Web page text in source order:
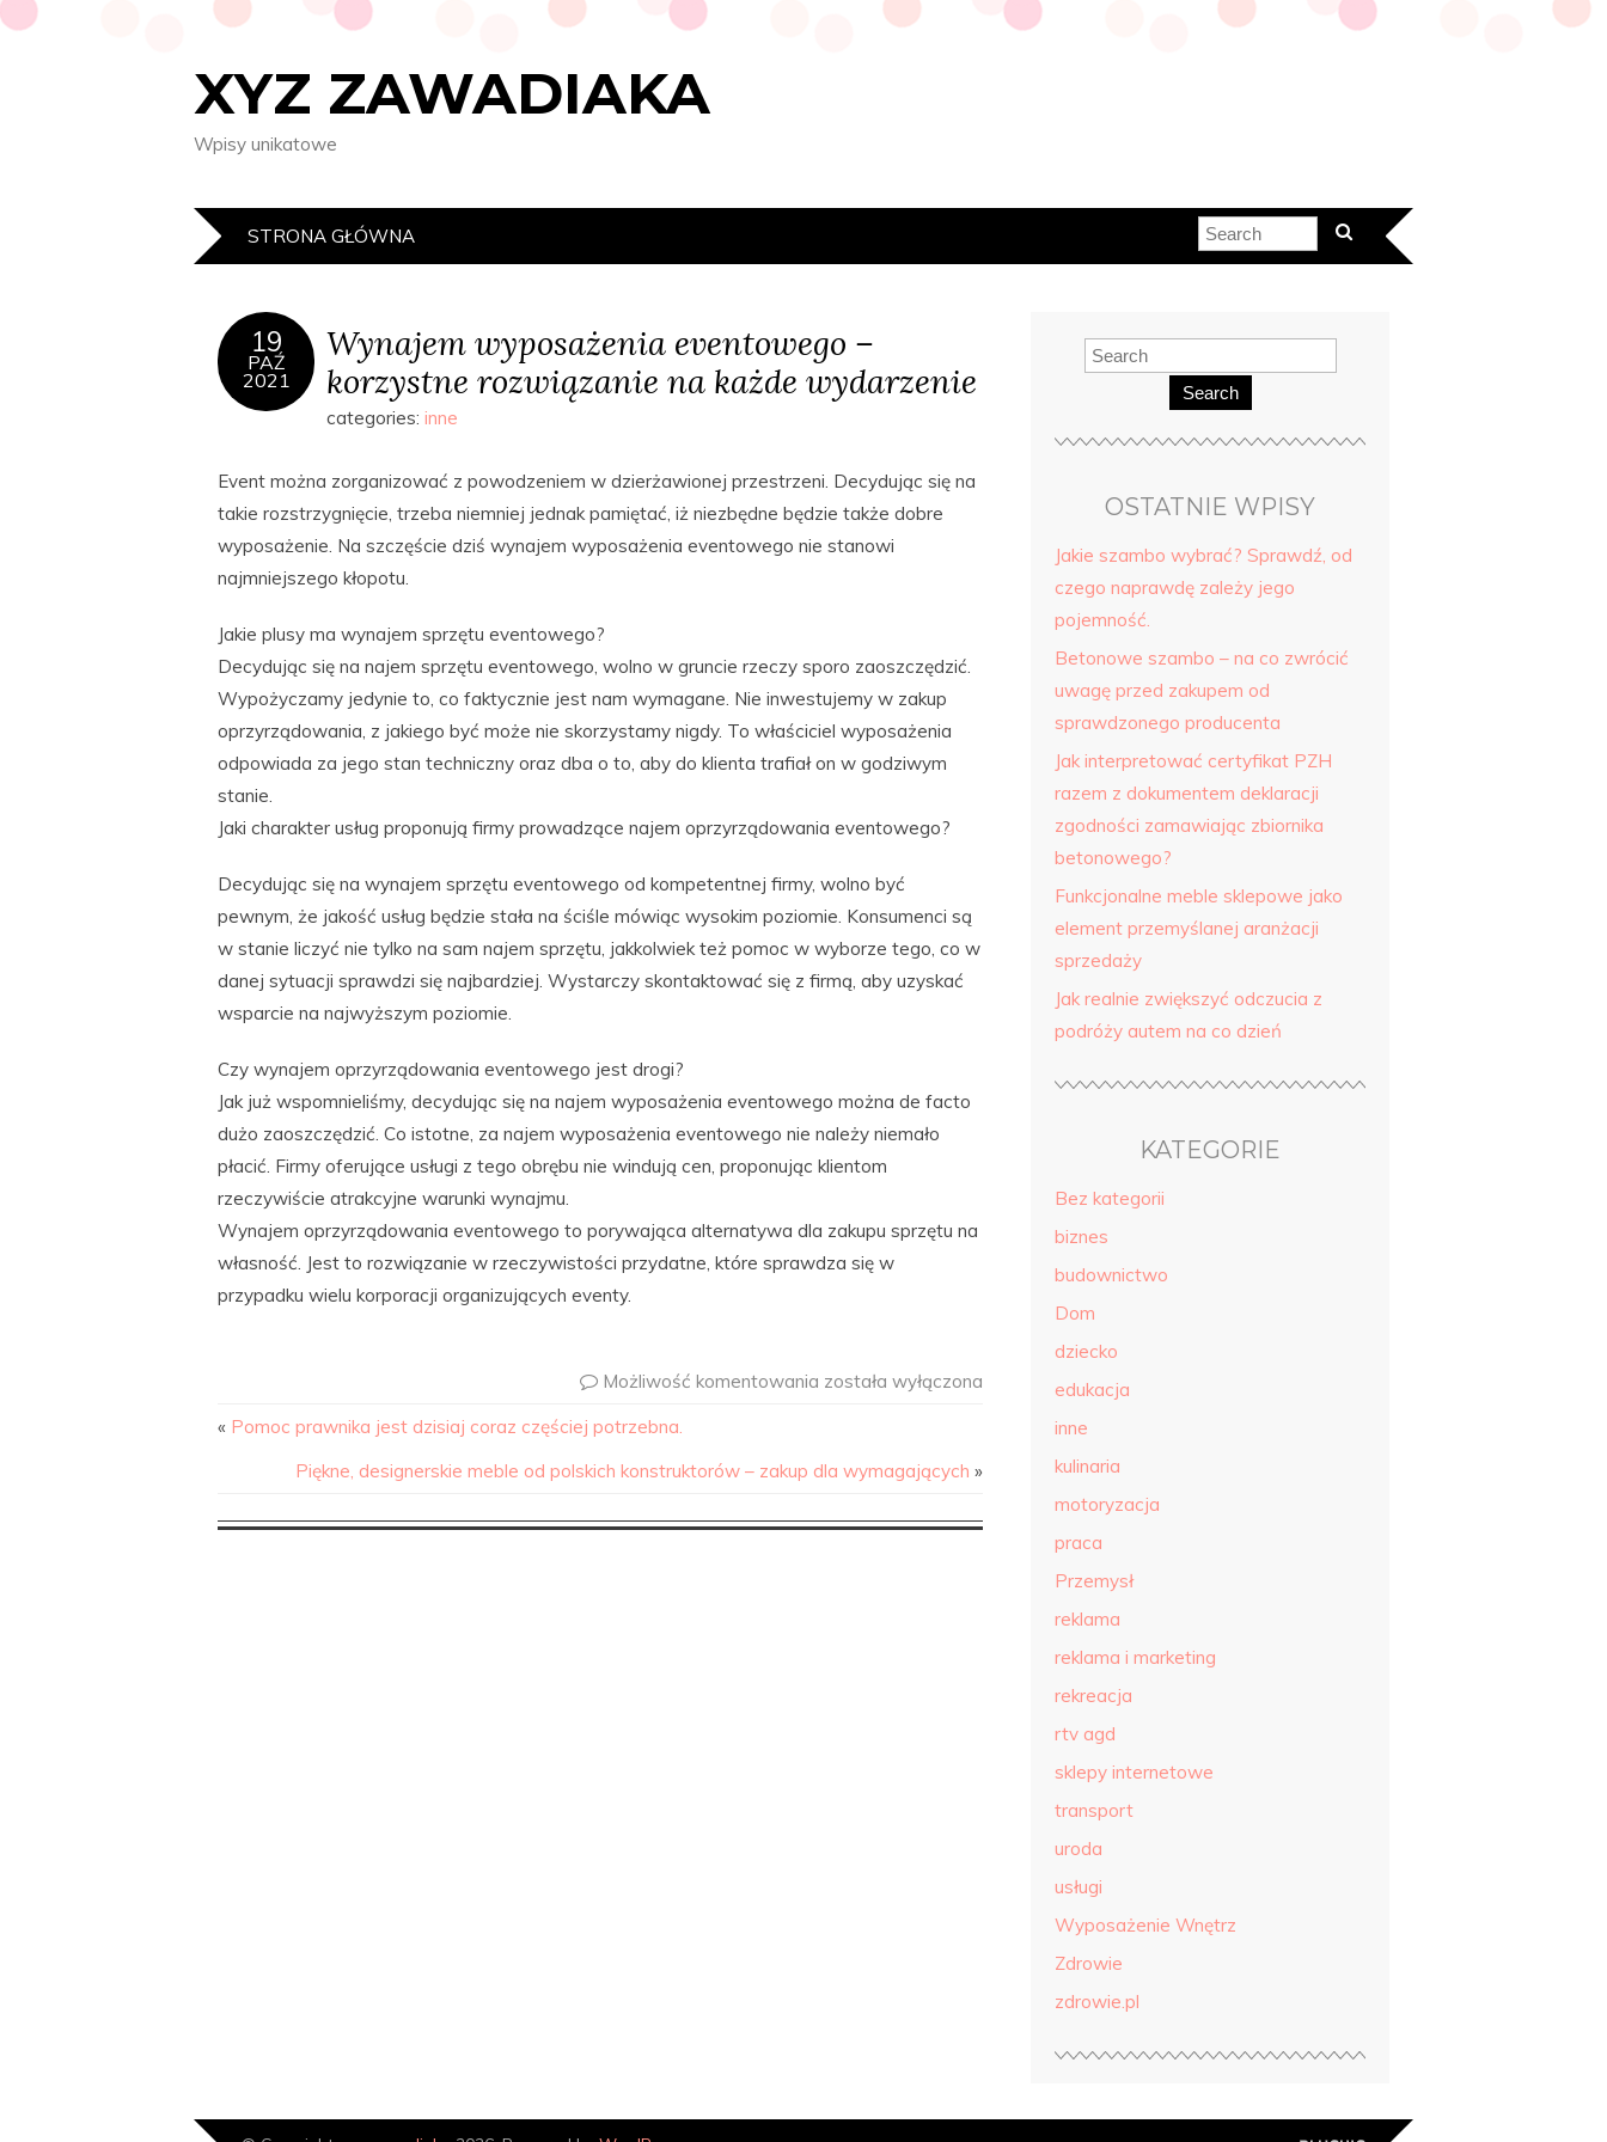
XYZ ZAWADIAKA
Wpisy unikatowe
STRONA GŁÓWNA
19
PAŹ
2021
Wynajem wyposażenia eventowego –
korzystne rozwiązanie na każde wydarzenie
categories: inne
Event można zorganizować z powodzeniem w dzierżawionej przestrzeni. Decydując się na
takie rozstrzygnięcie, trzeba niemniej jednak pamiętać, iż niezbędne będzie także dobre
wyposażenie. Na szczęście dziś wynajem wyposażenia eventowego nie stanowi
najmniejszego kłopotu.
Jakie plusy ma wynajem sprzętu eventowego?
Decydując się na najem sprzętu eventowego, wolno w gruncie rzeczy sporo zaoszczędzić.
Wypożyczamy jedynie to, co faktycznie jest nam wymagane. Nie inwestujemy w zakup
oprzyrządowania, z jakiego być może nie skorzystamy nigdy. To właściciel wyposażenia
odpowiada za jego stan techniczny oraz dba o to, aby do klienta trafiał on w godziwym
stanie.
Jaki charakter usług proponują firmy prowadzące najem oprzyrządowania eventowego?
Decydując się na wynajem sprzętu eventowego od kompetentnej firmy, wolno być
pewnym, że jakość usług będzie stała na ściśle mówiąc wysokim poziomie. Konsumenci są
w stanie liczyć nie tylko na sam najem sprzętu, jakkolwiek też pomoc w wyborze tego, co w
danej sytuacji sprawdzi się najbardziej. Wystarczy skontaktować się z firmą, aby uzyskać
wsparcie na najwyższym poziomie.
Czy wynajem oprzyrządowania eventowego jest drogi?
Jak już wspomnieliśmy, decydując się na najem wyposażenia eventowego można de facto
dużo zaoszczędzić. Co istotne, za najem wyposażenia eventowego nie należy niemało
płacić. Firmy oferujące usługi z tego obrębu nie windują cen, proponując klientom
rzeczywiście atrakcyjne warunki wynajmu.
Wynajem oprzyrządowania eventowego to porywająca alternatywa dla zakupu sprzętu na
własność. Jest to rozwiązanie w rzeczywistości przydatne, które sprawdza się w
przypadku wielu korporacji organizujących eventy.
Możliwość komentowania została wyłączona
« Pomoc prawnika jest dzisiaj coraz częściej potrzebna.
Piękne, designerskie meble od polskich konstruktorów – zakup dla wymagających »
Search
OSTATNIE WPISY
Jakie szambo wybrać? Sprawdź, od
czego naprawdę zależy jego
pojemność.
Betonowe szambo – na co zwrócić
uwagę przed zakupem od
sprawdzonego producenta
Jak interpretować certyfikat PZH
razem z dokumentem deklaracji
zgodności zamawiając zbiornika
betonowego?
Funkcjonalne meble sklepowe jako
element przemyślanej aranżacji
sprzedaży
Jak realnie zwiększyć odczucia z
podróży autem na co dzień
KATEGORIE
Bez kategorii
biznes
budownictwo
Dom
dziecko
edukacja
inne
kulinaria
motoryzacja
praca
Przemysł
reklama
reklama i marketing
rekreacja
rtv agd
sklepy internetowe
transport
uroda
usługi
Wyposażenie Wnętrz
Zdrowie
zdrowie.pl